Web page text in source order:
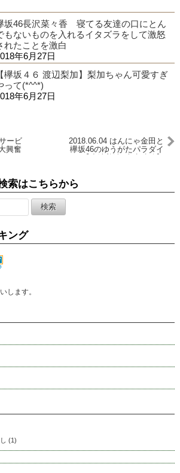
坂46長沢菜々香 寝てる友達の口にとん
もないものを入れるイタズラをして激怒
れたことを激白
年6月27日
【欅坂４６ 渡辺梨加】梨加ちゃん可愛すぎ
って(*^^*)
年6月27日
ービ
興奮
2018.06.04 はんにゃ金田と
欅坂46のゆうがたパラダイ
索はこちらから
ング
します。
(1)